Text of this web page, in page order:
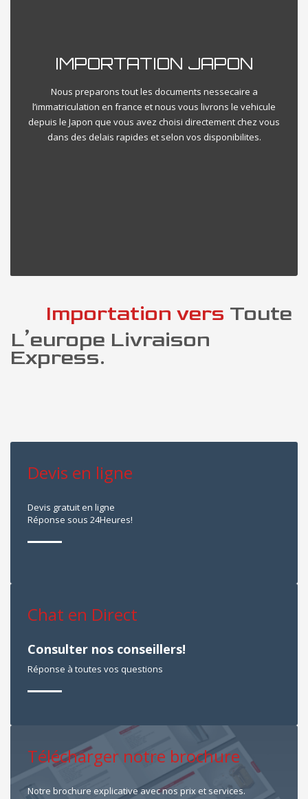
IMPORTATION JAPON
Nous preparons tout les documents nessecaire a
l’immatriculation en france et nous vous livrons le vehicule
depuis le Japon que vous avez choisi directement chez vous
dans des delais rapides et selon vos disponibilites.
Importation vers Toute
L’europe Livraison
Express.
Devis en ligne
Devis gratuit en ligne
Réponse sous 24Heures!
Chat en Direct
Consulter nos conseillers!
Réponse à toutes vos questions
Télécharger notre brochure
Notre brochure explicative avec nos prix et services.